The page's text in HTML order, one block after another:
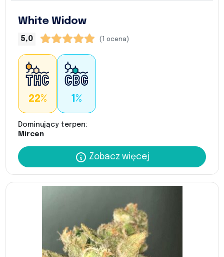
White Widow
5,0 (1 ocena)
22% 1%
Dominujący terpen:
Mircen
Zobacz więcej